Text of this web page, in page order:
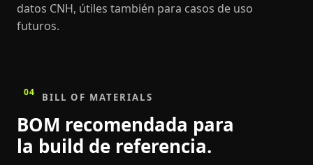
datos CNH, útiles también para casos de uso
futuros.
04 BILL OF MATERIALS
BOM recomendada para
la build de referencia.